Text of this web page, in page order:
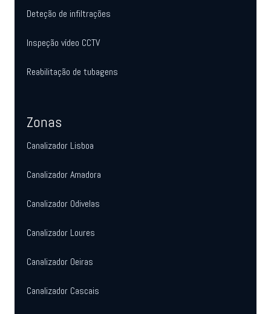
Deteção de infiltrações
Inspeção vídeo CCTV
Reabilitação de tubagens
Zonas
Canalizador Lisboa
Canalizador Amadora
Canalizador Odivelas
Canalizador Loures
Canalizador Oeiras
Canalizador Cascais